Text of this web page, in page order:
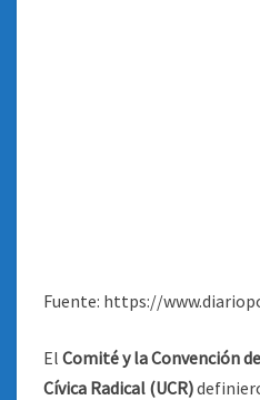
Fuente: https://
El Comité y la Convención
Cívica Radical (UCR)